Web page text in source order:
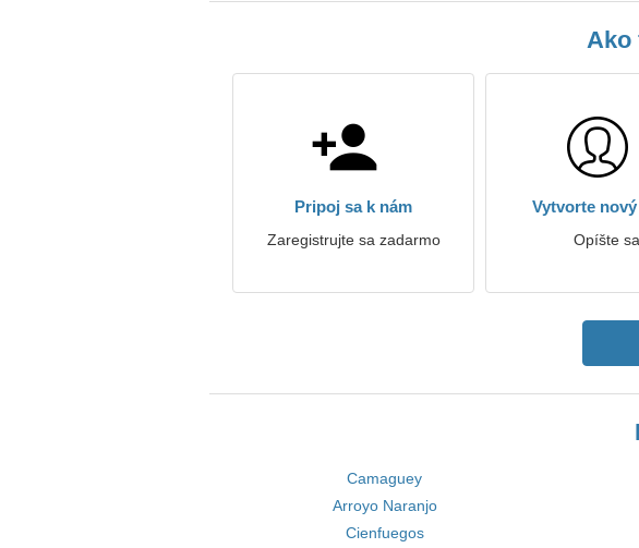
Ako
Pripoj sa k nám
Zaregistrujte sa zadarmo
Vytvorte
Opíšte sa
Camaguey
Arroyo Naranjo
Cienfuegos